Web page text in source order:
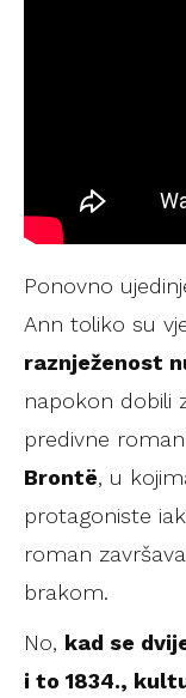
Ponovno
Ann toliko su
raznježenost
napokon dobili
predivne
Brontë, u
protagoniste
roman
brakom.
No, kad se
i to 1834.,